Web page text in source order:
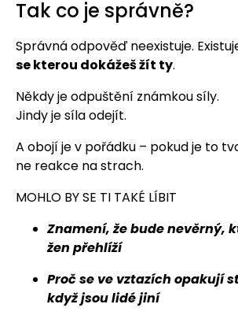
Tak co je správně?
Správná odpověď neexistuje.
se kterou dokážeš žít ty.
Někdy je odpuštění známkou síly.
Jindy je síla odejít.
A obojí je v pořádku – pokud je to
ne reakce na strach.
MOHLO BY SE TI TAKÉ LÍBIT
Znamení, že bude nevěrný,
žen přehlíží
Proč se ve vztazích opakují
když jsou lidé jiní